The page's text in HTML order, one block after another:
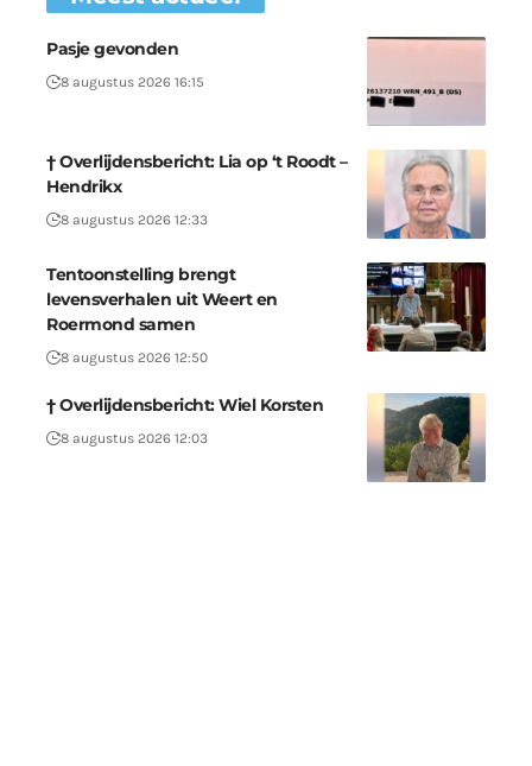
Pasje gevonden
8 augustus 2026 16:15
† Overlijdensbericht: Lia op ‘t Roodt –
Hendrikx
8 augustus 2026 12:33
Tentoonstelling brengt
levensverhalen uit Weert en
Roermond samen
8 augustus 2026 12:50
† Overlijdensbericht: Wiel Korsten
8 augustus 2026 12:03